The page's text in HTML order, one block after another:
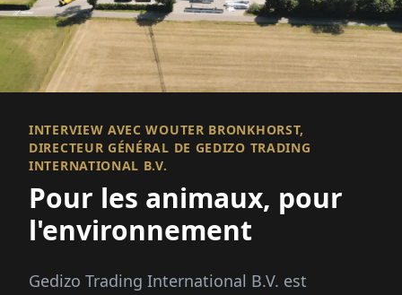
INTERVIEW AVEC WOUTER BRONKHORST,
DIRECTEUR GÉNÉRAL DE GEDIZO TRADING
INTERNATIONAL B.V.
Pour les animaux, pour
l'environnement
Gedizo Trading International B.V. est